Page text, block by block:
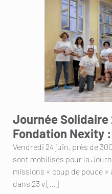
Journée Solidaire
Fondation Nexity
Vendredi 24 juin, près de
sont mobilisés pour la
missions « coup de pouce »
dans 23 v […]